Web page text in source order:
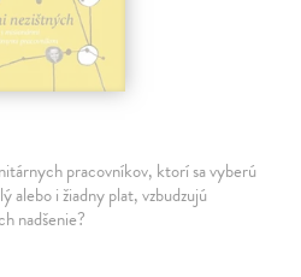
pracovníkov, ktorí sa vyberú
alebo i žiadny plat, vzbudzujú
nadšenie?